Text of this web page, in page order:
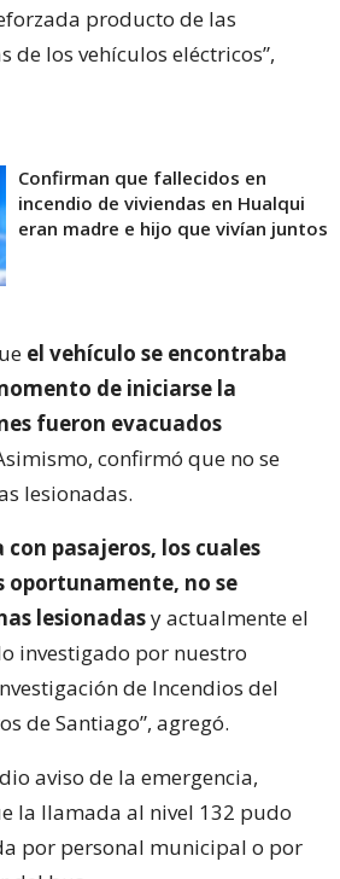
producto de las
de los vehículos eléctricos”,
Confirman que fallecidos en
incendio de viviendas en Hualqui
eran madre e hijo que vivían juntos
el vehículo se encontraba
de iniciarse la
fueron evacuados
confirmó que no se
lesionadas.
con pasajeros, los cuales
oportunamente, no se
lesionadasy actualmente el
investigado por nuestro
de Incendios del
de Santiago”, agregó.
aviso de la emergencia,
la llamada al nivel 132 pudo
por personal municipal o por